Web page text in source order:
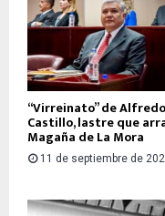
“Virreinato” de Alfredo
Castillo, lastre que
Magaña de La Mora
11 de septiembre de